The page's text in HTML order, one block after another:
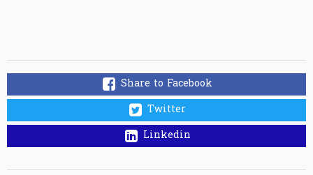
Share to Facebook
Twitter
Linkedin